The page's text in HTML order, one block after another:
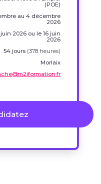
(POE)
au 4 décembre
2026
2026 ou le 16 juin
2026
54 jours (378 heures)
Morlaix